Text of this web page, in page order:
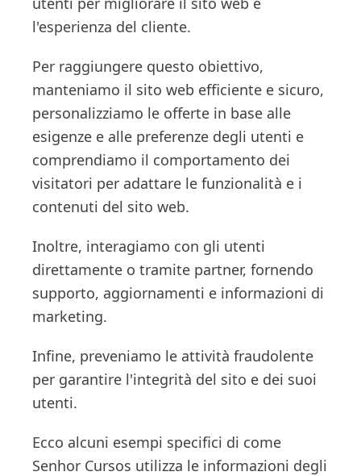
l'esperienza del cliente.
Per raggiungere questo obiettivo,
manteniamo il sito web efficiente e sicuro,
personalizziamo le offerte in base alle
esigenze e alle preferenze degli utenti e
comprendiamo il comportamento dei
visitatori per adattare le funzionalità e i
contenuti del sito web.
Inoltre, interagiamo con gli utenti
direttamente o tramite partner, fornendo
supporto, aggiornamenti e informazioni di
marketing.
Infine, preveniamo le attività fraudolente
per garantire l'integrità del sito e dei suoi
utenti.
Ecco alcuni esempi specifici di come
Senhor Cursos utilizza le informazioni degli